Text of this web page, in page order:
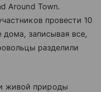
Around Town.
провести 10
записывая все,
разделили
живой природы